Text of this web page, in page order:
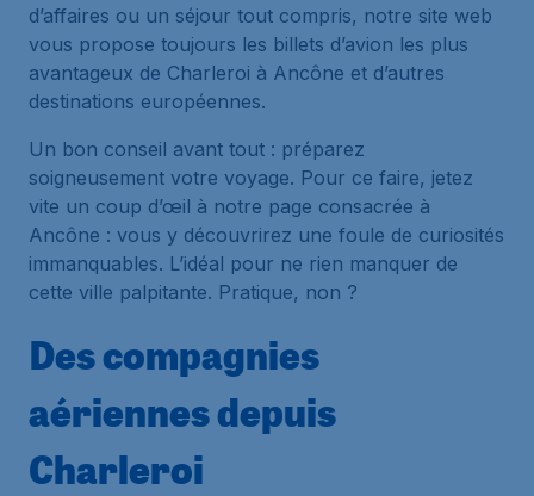
d’affaires ou un séjour tout compris, notre site web
vous propose toujours les billets d’avion les plus
avantageux de Charleroi à Ancône et d’autres
destinations européennes.
Un bon conseil avant tout : préparez
soigneusement votre voyage. Pour ce faire, jetez
vite un coup d’œil à notre page consacrée à
Ancône : vous y découvrirez une foule de curiosités
immanquables. L’idéal pour ne rien manquer de
cette ville palpitante. Pratique, non ?
Des compagnies
aériennes depuis
Charleroi